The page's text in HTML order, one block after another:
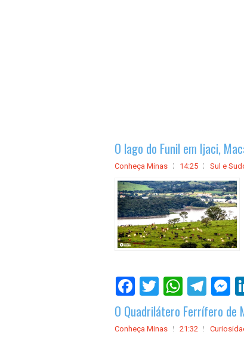
O lago do Funil em Ijaci,
Conheça Minas 14:25 Sul e
O Quadrilátero Ferrífero de
Conheça Minas 21:32